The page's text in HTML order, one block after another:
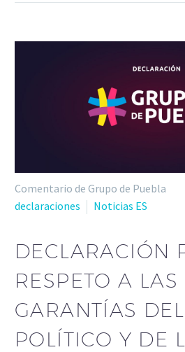
Comentario de Grupo de Puebla
declaraciones
Noticias ES
DECLARACIÓN
RESPETO A LAS
GARANTÍAS
POLÍTICO Y DE